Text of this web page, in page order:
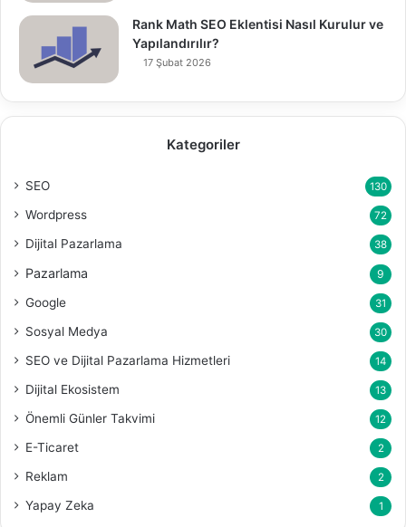
Rank Math SEO Eklentisi Nasıl Kurulur ve
Yapılandırılır?
17 Şubat 2026
Kategoriler
SEO 130
Wordpress 72
Dijital Pazarlama 38
Pazarlama 9
Google 31
Sosyal Medya 30
SEO ve Dijital Pazarlama Hizmetleri 14
Dijital Ekosistem 13
Önemli Günler Takvimi 12
E-Ticaret 2
Reklam 2
Yapay Zeka 1